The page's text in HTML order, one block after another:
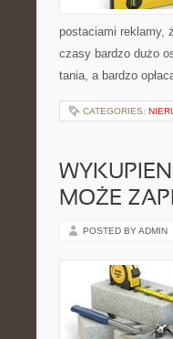
postaciami reklamy,
czasy bardzo dużo
tania, a bardzo
CATEGORIES:
MOŻE
POSTED BY ADMIN